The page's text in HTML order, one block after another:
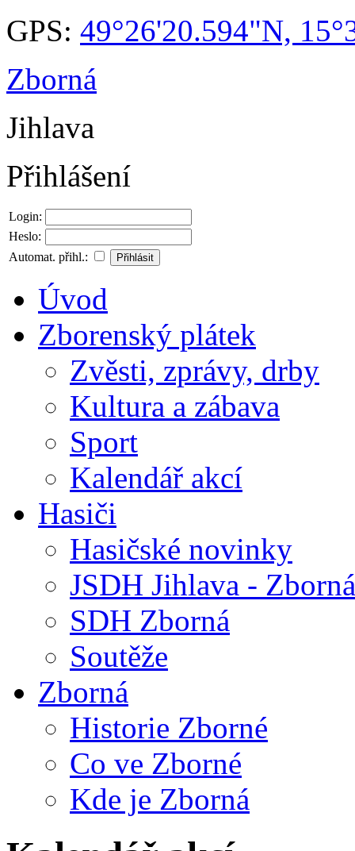
GPS: 49°26'20.594"N,
Zborná
Jihlava
Přihlášení
Login:
Heslo:
Automat. přihl.:
Úvod
Zborenský plátek
Zvěsti, zprávy, drby
Kultura a zábava
Sport
Kalendář akcí
Hasiči
Hasičské novinky
JSDH Jihlava - Zborná
SDH Zborná
Soutěže
Zborná
Historie Zborné
Co ve Zborné
Kde je Zborná